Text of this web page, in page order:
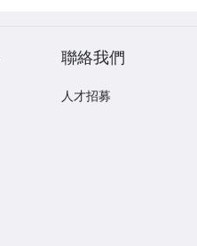
聯絡我們
人才招募